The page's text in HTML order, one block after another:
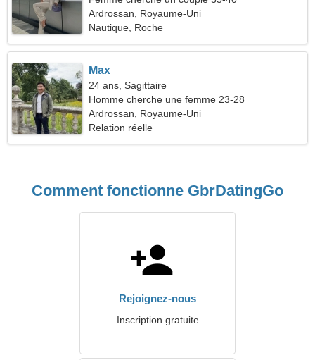
Ardrossan, Royaume-Uni
Nautique, Roche
Max
24 ans, Sagittaire
Homme cherche une femme 23-28
Ardrossan, Royaume-Uni
Relation réelle
Comment fonctionne GbrDatingGo
Rejoignez-nous
Inscription gratuite